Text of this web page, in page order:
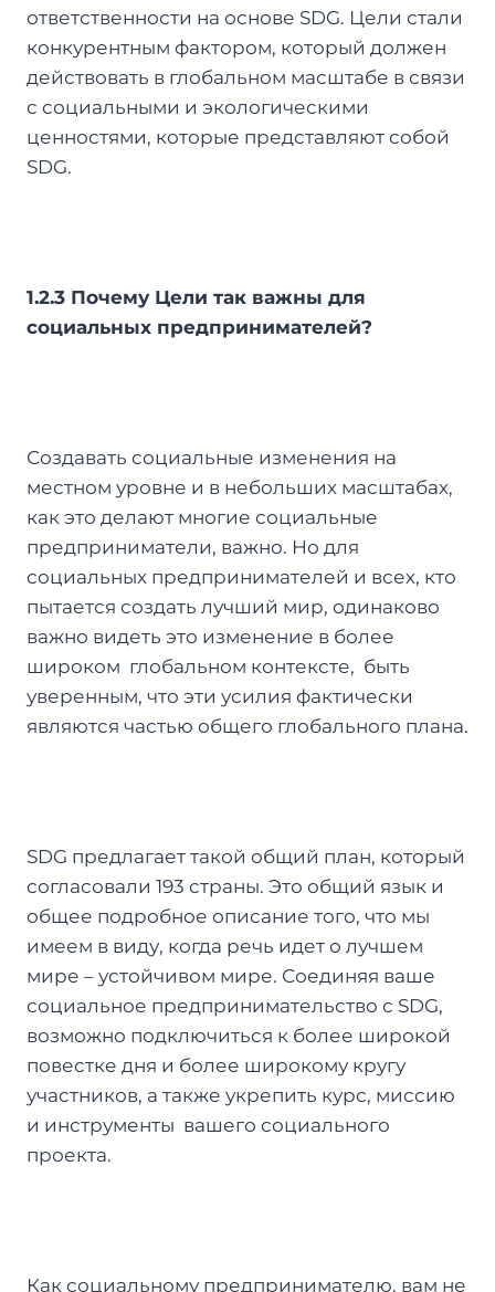
ответственности на основе SDG. Цели стали
конкурентным фактором, который должен
действовать в глобальном масштабе в связи
с социальными и экологическими
ценностями, которые представляют собой
SDG.
1.2.3 Почему Цели так важны для
социальных предпринимателей?
Создавать социальные изменения на
местном уровне и в небольших масштабах,
как это делают многие социальные
предприниматели, важно. Но для
социальных предпринимателей и всех, кто
пытается создать лучший мир, одинаково
важно видеть это изменение в более
широком глобальном контексте, быть
уверенным, что эти усилия фактически
являются частью общего глобального плана.
SDG предлагает такой общий план, который
согласовали 193 страны. Это общий язык и
общее подробное описание того, что мы
имеем в виду, когда речь идет о лучшем
мире – устойчивом мире. Соединяя ваше
социальное предпринимательство с SDG,
возможно подключиться к более широкой
повестке дня и более широкому кругу
участников, а также укрепить курс, миссию
и инструменты вашего социального
проекта.
Как социальному предпринимателю, вам не